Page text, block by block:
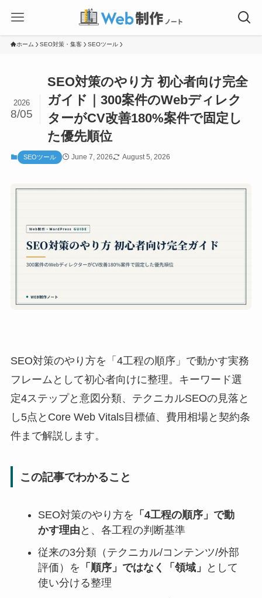
ホーム SEO対策・集客 SEOツール
SEO対策のやり方 初心者向け完全
ガイド｜300案件のWebディレク
ターがCV改善180%案件で固定し
た優先順位
2026
8/05
SEOツール June 7, 2026 August 5, 2026
SEO対策のやり方を「4工程の順序」で動かす実務
フレームとして初心者向けに整理。キーワード選
定4ステップと意図分類、テクニカルSEOの見落と
し5点とCore Web Vitals目標値、費用相場と契約条
件まで解説します。
この記事でわかること
SEO対策のやり方を 「4工程の順序」で動
かす理由 と、各工程の判断基準
従来の3分類（テクニカル/コンテンツ/外部
評価）を 「順序」ではなく「領域」
として
使い分ける整理